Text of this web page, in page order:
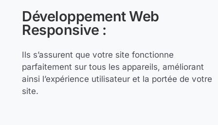
Développement Web
Responsive :
Ils s’assurent que votre site fonctionne
parfaitement sur tous les appareils, améliorant
ainsi l’expérience utilisateur et la portée de votre
site.